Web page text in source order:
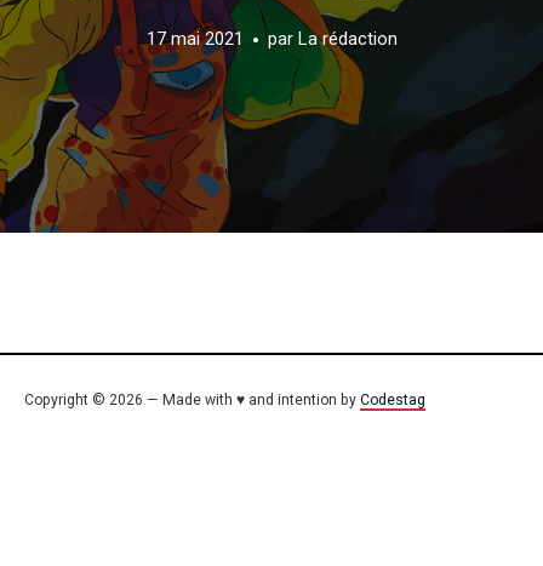
17 mai 2021 par La rédaction
Copyright © 2026 — Made with ♥ and intention by Codestag